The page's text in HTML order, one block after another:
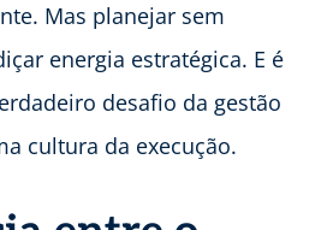
Mas planejar sem
energia estratégica. E é
desafio da gestão
cultura da execução.